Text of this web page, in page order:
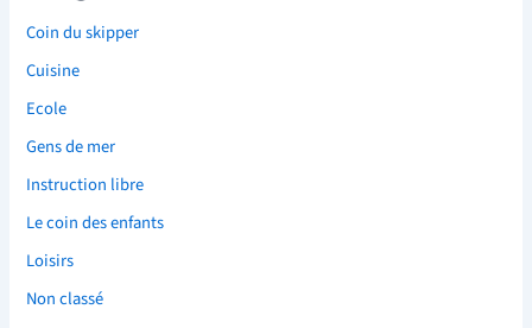
Coin du skipper
Cuisine
Ecole
Gens de mer
Instruction libre
Le coin des enfants
Loisirs
Non classé